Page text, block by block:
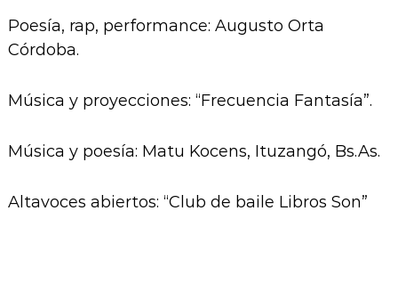
Poesía, rap, performance: Augusto Orta
Córdoba.
Música y proyecciones: “Frecuencia Fantasía”.
Música y poesía: Matu Kocens, Ituzangó, Bs.As.
Altavoces abiertos: “Club de baile Libros Son”